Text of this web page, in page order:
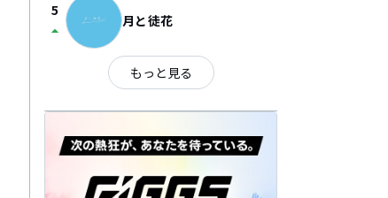
5
arrow_drop_up 月と徒花
もっと見る